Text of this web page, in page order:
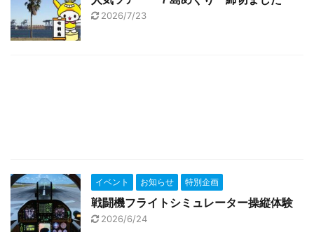
2026/7/23
イベント お知らせ 特別企画
戦闘機フライトシミュレーター操縦体験
2026/6/24